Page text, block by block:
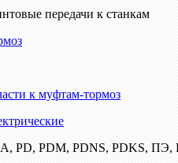
передачи к станкам
к муфтам-тормоз
PD, PDM, PDNS, PDKS, ПЭ,